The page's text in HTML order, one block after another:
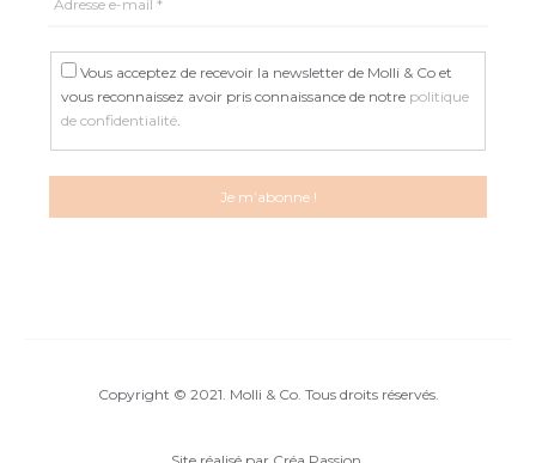
Vous acceptez de recevoir la newsletter de Molli & Co et
vous reconnaissez avoir pris connaissance de notre politique
de confidentialité.
Copyright © 2021. Molli & Co. Tous droits réservés.